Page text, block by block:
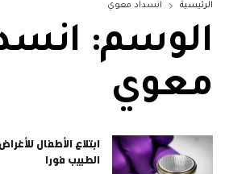
الرئيسية انسداد معوي
الوسم:
معوي
‫ابتلاع الأطفال
الطبيب فورا